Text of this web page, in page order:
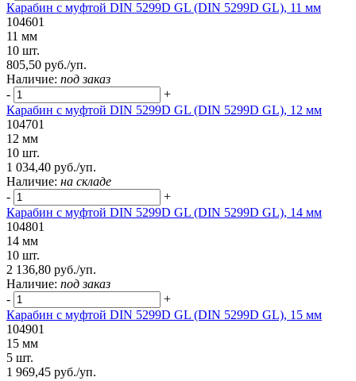
Карабин с муфтой DIN 5299D GL (DIN 5299D GL), 11 мм
104601
11 мм
10 шт.
805,50 руб./уп.
Наличие: под заказ
-
+
Карабин с муфтой DIN 5299D GL (DIN 5299D GL), 12 мм
104701
12 мм
10 шт.
1 034,40 руб./уп.
Наличие: на складе
-
+
Карабин с муфтой DIN 5299D GL (DIN 5299D GL), 14 мм
104801
14 мм
10 шт.
2 136,80 руб./уп.
Наличие: под заказ
-
+
Карабин с муфтой DIN 5299D GL (DIN 5299D GL), 15 мм
104901
15 мм
5 шт.
1 969,45 руб./уп.